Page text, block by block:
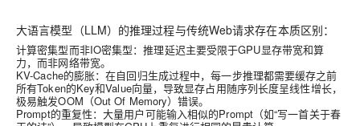
大语言模型（LLM）的推理过程与传统Web请求存在本质区别：
计算密集型而非IO密集型：推理延迟主要受限于GPU显存带宽和算
力，而非网络带宽。
KV-Cache的膨胀：在自回归生成过程中，每一步推理都需要缓存之前
所有Token的Key和Value向量，导致显存占用随序列长度呈线性增长，
极易触发OOM（Out Of Memory）错误。
Prompt的重复性：大量用户可能输入相似的Prompt（如“写一首关于春